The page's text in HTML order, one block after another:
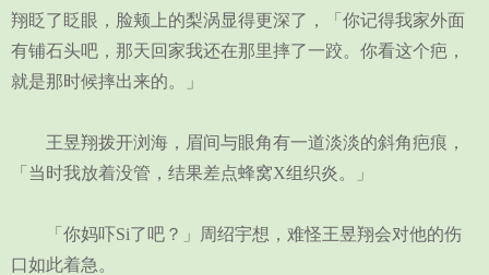
翔眨了眨眼，脸颊上的梨涡显得更深了，「你记得我家外面
有铺石头吧，那天回家我还在那里摔了一跤。你看这个疤，
就是那时候摔出来的。」
王昱翔拨开浏海，眉间与眼角有一道淡淡的斜角疤痕，
「当时我放着没管，结果差点蜂窝X组织炎。」
「你妈吓Si了吧？」周绍宇想，难怪王昱翔会对他的伤
口如此着急。